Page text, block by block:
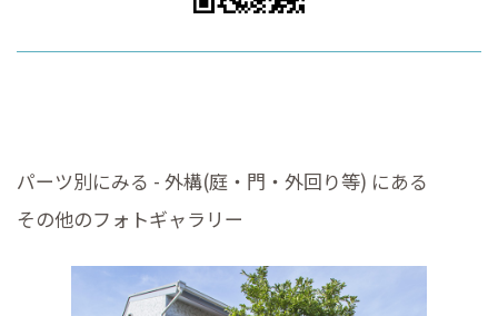
パーツ別にみる - 外構(庭・門・外回り等) にある
その他のフォトギャラリー